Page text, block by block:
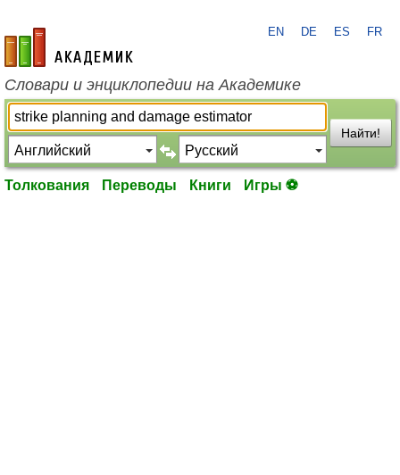
academic.ru
EN DE ES FR
Словари и энциклопедии на Академике
Найти!
Толкования Переводы Книги Игры ⚽